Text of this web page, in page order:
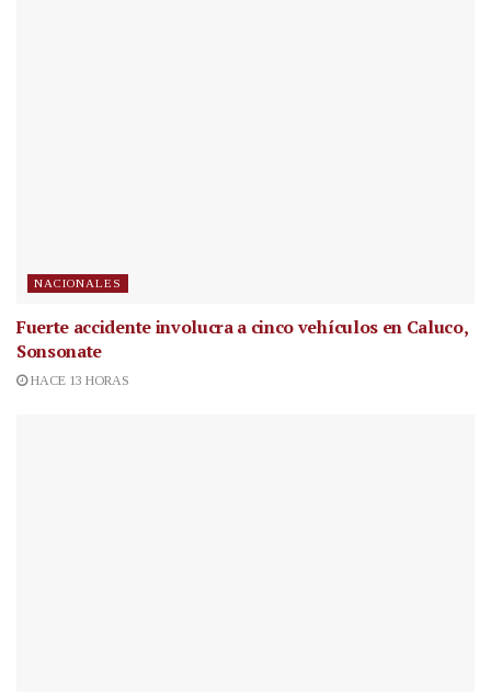
NACIONALES
Fuerte accidente involucra a cinco vehículos en Caluco,
Sonsonate
HACE 13 HORAS